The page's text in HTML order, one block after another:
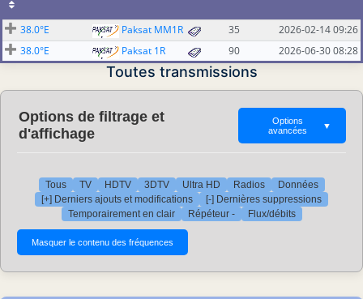
38.0°E Paksat MM1R 35
2026-02-14 09:26
38.0°E
Paksat 1R 90 2026-06-30 08:28
Toutes transmissions
Options de filtrage et
d'affichage
Options
avancées
▼
Tous TV HDTV 3DTV Ultra HD Radios
Données
[+] Derniers ajouts et modifications
[-] Dernières suppressions
Temporairement en clair
Répéteur - Flux/débits